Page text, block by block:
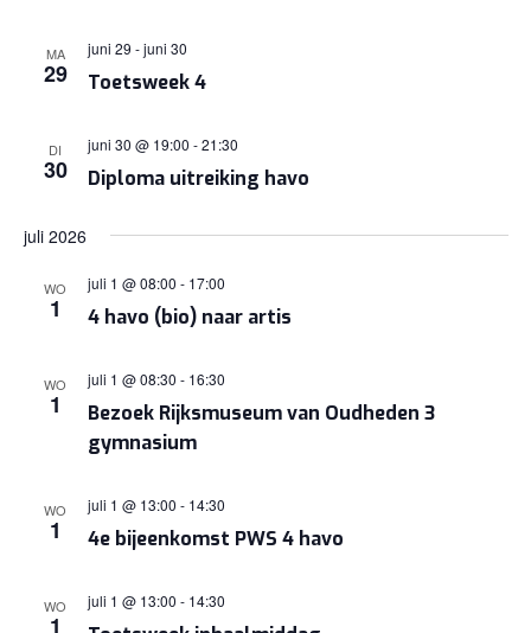
MA
29 Toetsweek 4
juni 29 -juni 30
DI
30 Diploma uitreiking havo
juni 30 @ 19:00 -21:30
juli 2026
WO
1 4 havo (bio) naar artis
juli 1 @ 08:00 - 17:00
WO
1
Bezoek Rijksmuseum van Oudheden 3
gymnasium
juli 1 @ 08:30 - 16:30
WO
1 4e bijeenkomst PWS 4 havo
juli 1 @ 13:00 - 14:30
WO
1
juli 1 @ 13:00 - 14:30